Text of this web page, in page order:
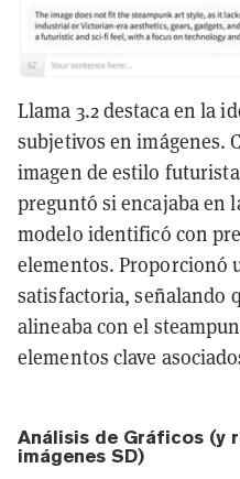
Llama 3.2 destaca en la
subjetivos en imágenes.
imagen de estilo
preguntó si encajaba en
modelo identificó con
elementos. Proporcionó
satisfactoria, señalando
alineaba con el
elementos clave
Análisis de Gráficos (y
imágenes SD)